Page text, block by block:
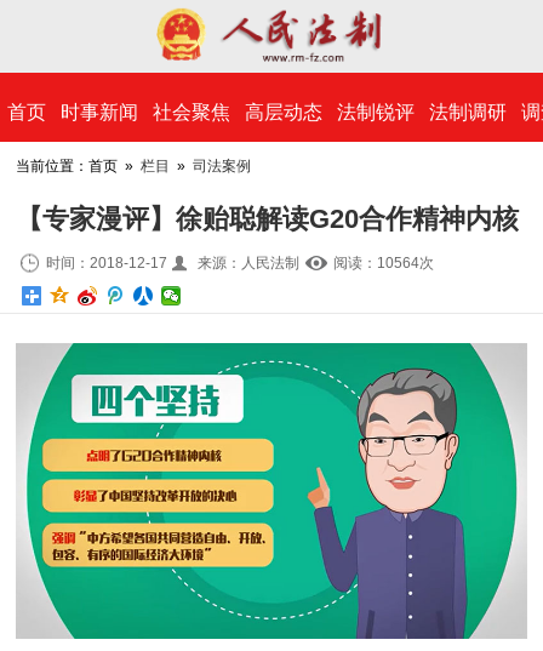
​首页 时事新闻 社会聚焦 高层动态 法制锐评 法制调研
当前位置：首页 »栏目 »司法案例
【专家漫评】徐贻聪解读G20合作精神内核
时间：2018-12-17 来源：人民法制 阅读：10564次